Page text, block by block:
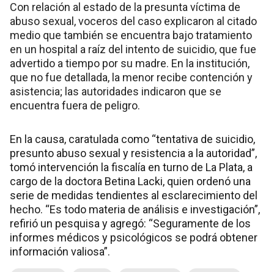
Con relación al estado de la presunta víctima de
abuso sexual, voceros del caso explicaron al citado
medio que también se encuentra bajo tratamiento
en un hospital a raíz del intento de suicidio, que fue
advertido a tiempo por su madre. En la institución,
que no fue detallada, la menor recibe contención y
asistencia; las autoridades indicaron que se
encuentra fuera de peligro.
En la causa, caratulada como “tentativa de suicidio,
presunto abuso sexual y resistencia a la autoridad”,
tomó intervención la fiscalía en turno de La Plata, a
cargo de la doctora Betina Lacki, quien ordenó una
serie de medidas tendientes al esclarecimiento del
hecho. “Es todo materia de análisis e investigación”,
refirió un pesquisa y agregó: “Seguramente de los
informes médicos y psicológicos se podrá obtener
información valiosa”.